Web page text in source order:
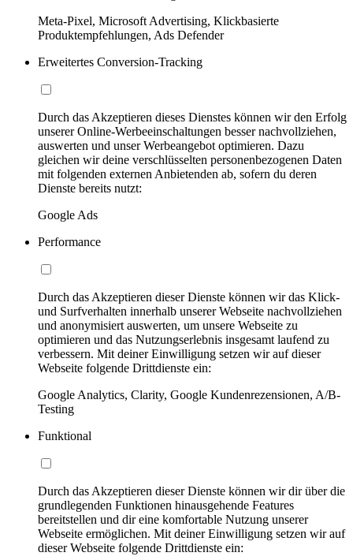
Meta-Pixel, Microsoft Advertising, Klickbasierte
Produktempfehlungen, Ads Defender
Erweitertes Conversion-Tracking
Durch das Akzeptieren dieses Dienstes können wir den Erfolg
unserer Online-Werbeeinschaltungen besser nachvollziehen,
auswerten und unser Werbeangebot optimieren. Dazu
gleichen wir deine verschlüsselten personenbezogenen Daten
mit folgenden externen Anbietenden ab, sofern du deren
Dienste bereits nutzt:
Google Ads
Performance
Durch das Akzeptieren dieser Dienste können wir das Klick-
und Surfverhalten innerhalb unserer Webseite nachvollziehen
und anonymisiert auswerten, um unsere Webseite zu
optimieren und das Nutzungserlebnis insgesamt laufend zu
verbessern. Mit deiner Einwilligung setzen wir auf dieser
Webseite folgende Drittdienste ein:
Google Analytics, Clarity, Google Kundenrezensionen, A/B-
Testing
Funktional
Durch das Akzeptieren dieser Dienste können wir dir über die
grundlegenden Funktionen hinausgehende Features
bereitstellen und dir eine komfortable Nutzung unserer
Webseite ermöglichen. Mit deiner Einwilligung setzen wir auf
dieser Webseite folgende Drittdienste ein: